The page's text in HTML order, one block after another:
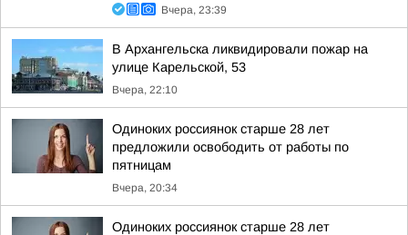
Вчера, 23:39
В Архангельска ликвидировали пожар на
улице Карельской, 53
Вчера, 22:10
Одиноких россиянок старше 28 лет
предложили освободить от работы по
пятницам
Вчера, 20:34
Одиноких россиянок старше 28 лет